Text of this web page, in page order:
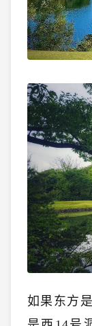
如果东方